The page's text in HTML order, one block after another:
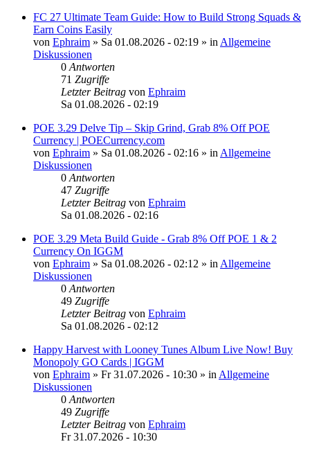
FC 27 Ultimate Team Guide: How to Build Strong Squads &
Earn Coins Easily
von Ephraim » Sa 01.08.2026 - 02:19 » in Allgemeine
Diskussionen
0 Antworten
71 Zugriffe
Letzter Beitrag von Ephraim
Sa 01.08.2026 - 02:19
POE 3.29 Delve Tip – Skip Grind, Grab 8% Off POE
Currency | POECurrency.com
von Ephraim » Sa 01.08.2026 - 02:16 » in Allgemeine
Diskussionen
0 Antworten
47 Zugriffe
Letzter Beitrag von Ephraim
Sa 01.08.2026 - 02:16
POE 3.29 Meta Build Guide - Grab 8% Off POE 1 & 2
Currency On IGGM
von Ephraim » Sa 01.08.2026 - 02:12 » in Allgemeine
Diskussionen
0 Antworten
49 Zugriffe
Letzter Beitrag von Ephraim
Sa 01.08.2026 - 02:12
Happy Harvest with Looney Tunes Album Live Now! Buy
Monopoly GO Cards | IGGM
von Ephraim » Fr 31.07.2026 - 10:30 » in Allgemeine
Diskussionen
0 Antworten
49 Zugriffe
Letzter Beitrag von Ephraim
Fr 31.07.2026 - 10:30